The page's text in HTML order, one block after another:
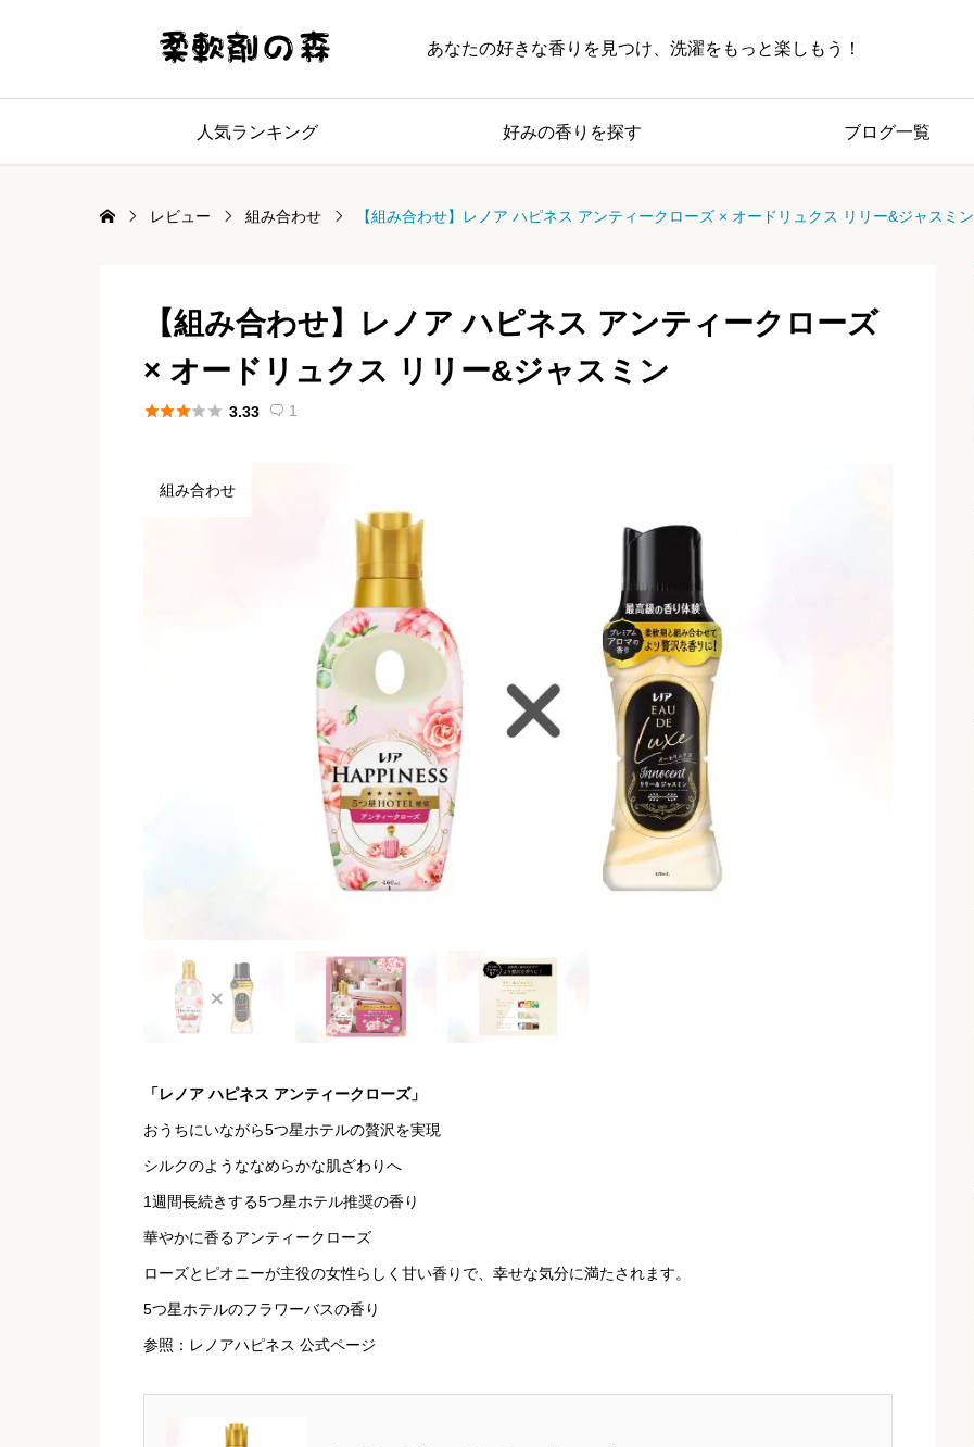
あなたの好きな香りを見つけ、洗濯をもっと楽しもう！
人気ランキング 好みの香りを探す ブログ一覧
レビュー 組み合わせ 【組み合わせ】レノア ハピネス アンティークローズ × オードリュクス リリー&ジャスミン
【組み合わせ】レノア ハピネス アンティークローズ
× オードリュクス リリー&ジャスミン
 3.33  1
組み合わせ
「レノア ハピネス アンティークローズ」
おうちにいながら5つ星ホテルの贅沢を実現
シルクのようななめらかな肌ざわりへ
1週間長続きする5つ星ホテル推奨の香り
華やかに香るアンティークローズ
ローズとピオニーが主役の女性らしく甘い香りで、幸せな気分に満たされます。
5つ星ホテルのフラワーバスの香り
参照：レノアハピネス 公式ページ